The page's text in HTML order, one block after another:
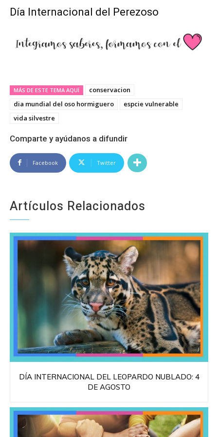
Día Internacional del Perezoso
MÁS DE ESTE TEMA AQUÏ
conservacion
dia mundial del oso hormiguero
espcie vulnerable
vida silvestre
Comparte y ayúdanos a difundir
Facebook Twitter
Artículos Relacionados
DÍA INTERNACIONAL DEL LEOPARDO NUBLADO: 4
DE AGOSTO